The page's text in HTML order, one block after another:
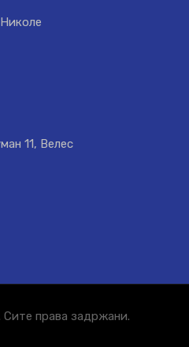
11, Велес
Сите права задржани.